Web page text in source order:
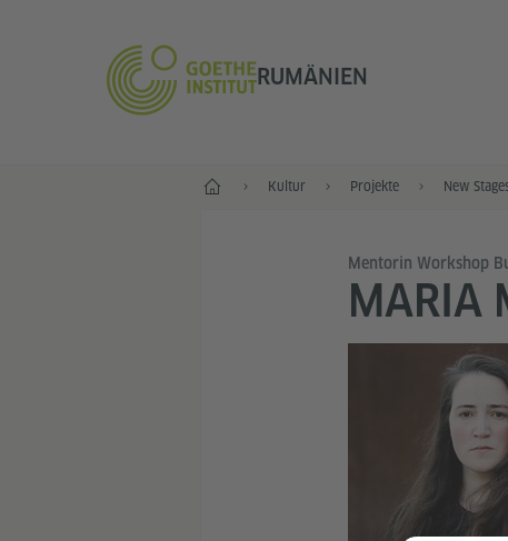
RUMÄNIEN
Start Kultur Projekte New
Mentorin Workshop
MARIA